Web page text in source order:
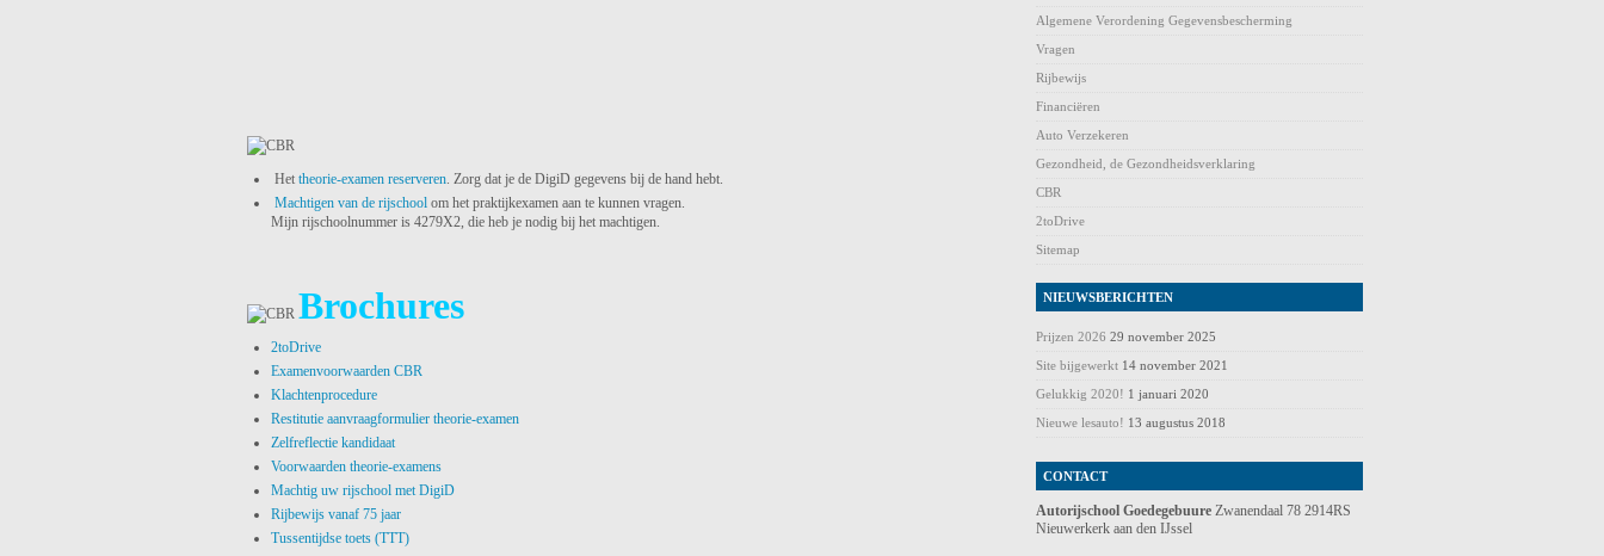
Het theorie-examen reserveren. Zorg dat je de DigiD gegevens bij de hand hebt.
Machtigen van de rijschool om het praktijkexamen aan te kunnen vragen.
Mijn rijschoolnummer is 4279X2, die heb je nodig bij het machtigen.
Brochures
2toDrive
Examenvoorwaarden CBR
Klachtenprocedure
Restitutie aanvraagformulier theorie-examen
Zelfreflectie kandidaat
Voorwaarden theorie-examens
Machtig uw rijschool met DigiD
Rijbewijs vanaf 75 jaar
Tussentijdse toets (TTT)
Algemene Verordening Gegevensbescherming
Vragen
Rijbewijs
Financiëren
Auto Verzekeren
Gezondheid, de Gezondheidsverklaring
CBR
2toDrive
Sitemap
NIEUWSBERICHTEN
Prijzen 2026 29 november 2025
Site bijgewerkt 14 november 2021
Gelukkig 2020! 1 januari 2020
Nieuwe lesauto! 13 augustus 2018
CONTACT
Autorijschool Goedegebuure Zwanendaal 78 2914RS
Nieuwerkerk aan den IJssel